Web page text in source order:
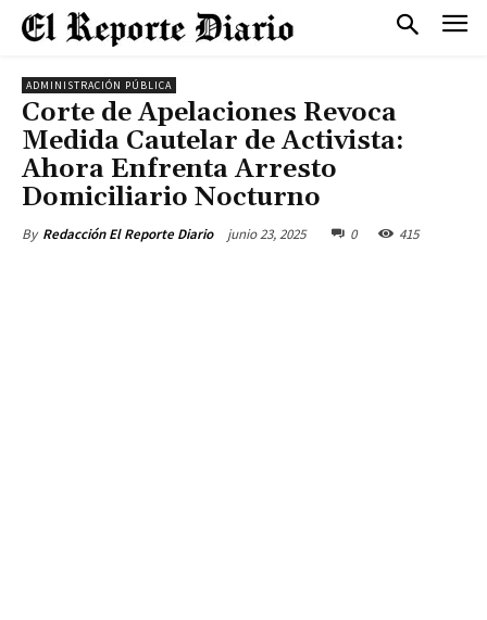
ADMINISTRACIÓN PÚBLICA
Corte de Apelaciones Revoca
Medida Cautelar de Activista:
Ahora Enfrenta Arresto
Domiciliario Nocturno
By Redacción El Reporte Diario junio 23, 2025 0 415